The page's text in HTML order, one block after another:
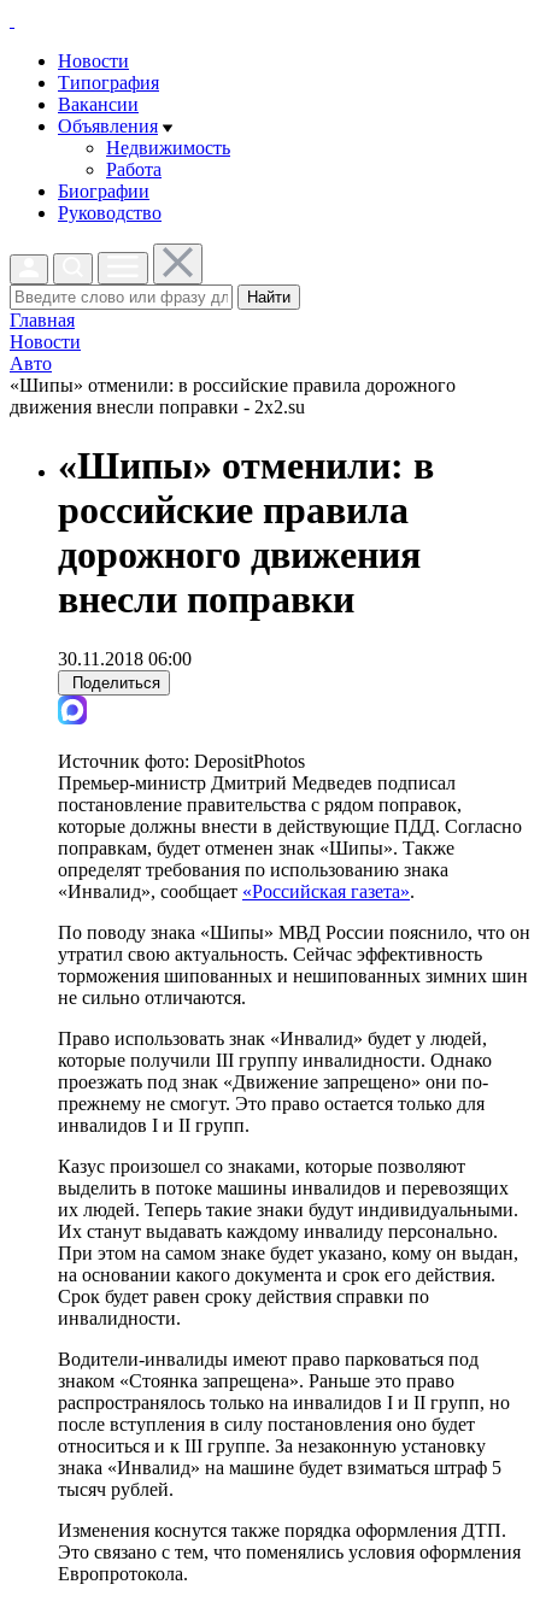
Новости
Типография
Вакансии
Объявления
Недвижимость
Работа
Биографии
Руководство
Найти
Главная
Новости
Авто
«Шипы» отменили: в российские правила дорожного
движения внесли поправки - 2x2.su
«Шипы» отменили: в
российские правила
дорожного движения
внесли поправки
30.11.2018 06:00
Поделиться
Источник фото: DepositPhotos
Премьер-министр Дмитрий Медведев подписал
постановление правительства с рядом поправок,
которые должны внести в действующие ПДД. Согласно
поправкам, будет отменен знак «Шипы». Также
определят требования по использованию знака
«Инвалид», сообщает «Российская газета».
По поводу знака «Шипы» МВД России пояснило, что он
утратил свою актуальность. Сейчас эффективность
торможения шипованных и нешипованных зимних шин
не сильно отличаются.
Право использовать знак «Инвалид» будет у людей,
которые получили III группу инвалидности. Однако
проезжать под знак «Движение запрещено» они по-
прежнему не смогут. Это право остается только для
инвалидов I и II групп.
Казус произошел со знаками, которые позволяют
выделить в потоке машины инвалидов и перевозящих
их людей. Теперь такие знаки будут индивидуальными.
Их станут выдавать каждому инвалиду персонально.
При этом на самом знаке будет указано, кому он выдан,
на основании какого документа и срок его действия.
Срок будет равен сроку действия справки по
инвалидности.
Водители-инвалиды имеют право парковаться под
знаком «Стоянка запрещена». Раньше это право
распространялось только на инвалидов I и II групп, но
после вступления в силу постановления оно будет
относиться и к III группе. За незаконную установку
знака «Инвалид» на машине будет взиматься штраф 5
тысяч рублей.
Изменения коснутся также порядка оформления ДТП.
Это связано с тем, что поменялись условия оформления
Европротокола.